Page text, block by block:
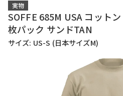
実物
SOFFE 685M USA コット
枚パック サンドTAN
サイズ: US-S (日本サイズM)